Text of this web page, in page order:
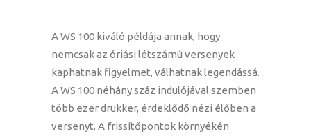
A WS 100 kiváló példája annak, hogy
nemcsak az óriási létszámú versenyek
kaphatnak figyelmet, válhatnak legendássá.
A WS 100 néhány száz indulójával szemben
több ezer drukker, érdeklődő nézi élőben a
versenyt. A frissítőpontok környékén